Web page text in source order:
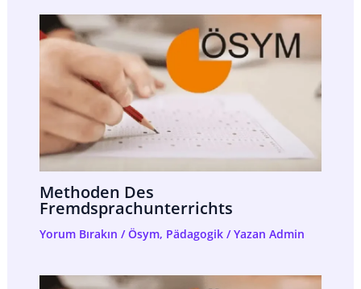
Methoden Des
Fremdsprachunterrichts
Yorum Bırakın /Ösym, Pädagogik/ Yazan Admin